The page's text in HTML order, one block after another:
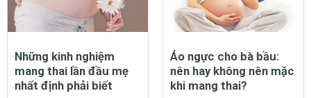
Những kinh nghiệm
mang thai lần đầu mẹ
nhất định phải biết
Áo ngực cho bà bầu:
nên hay không nên mặc
khi mang thai?